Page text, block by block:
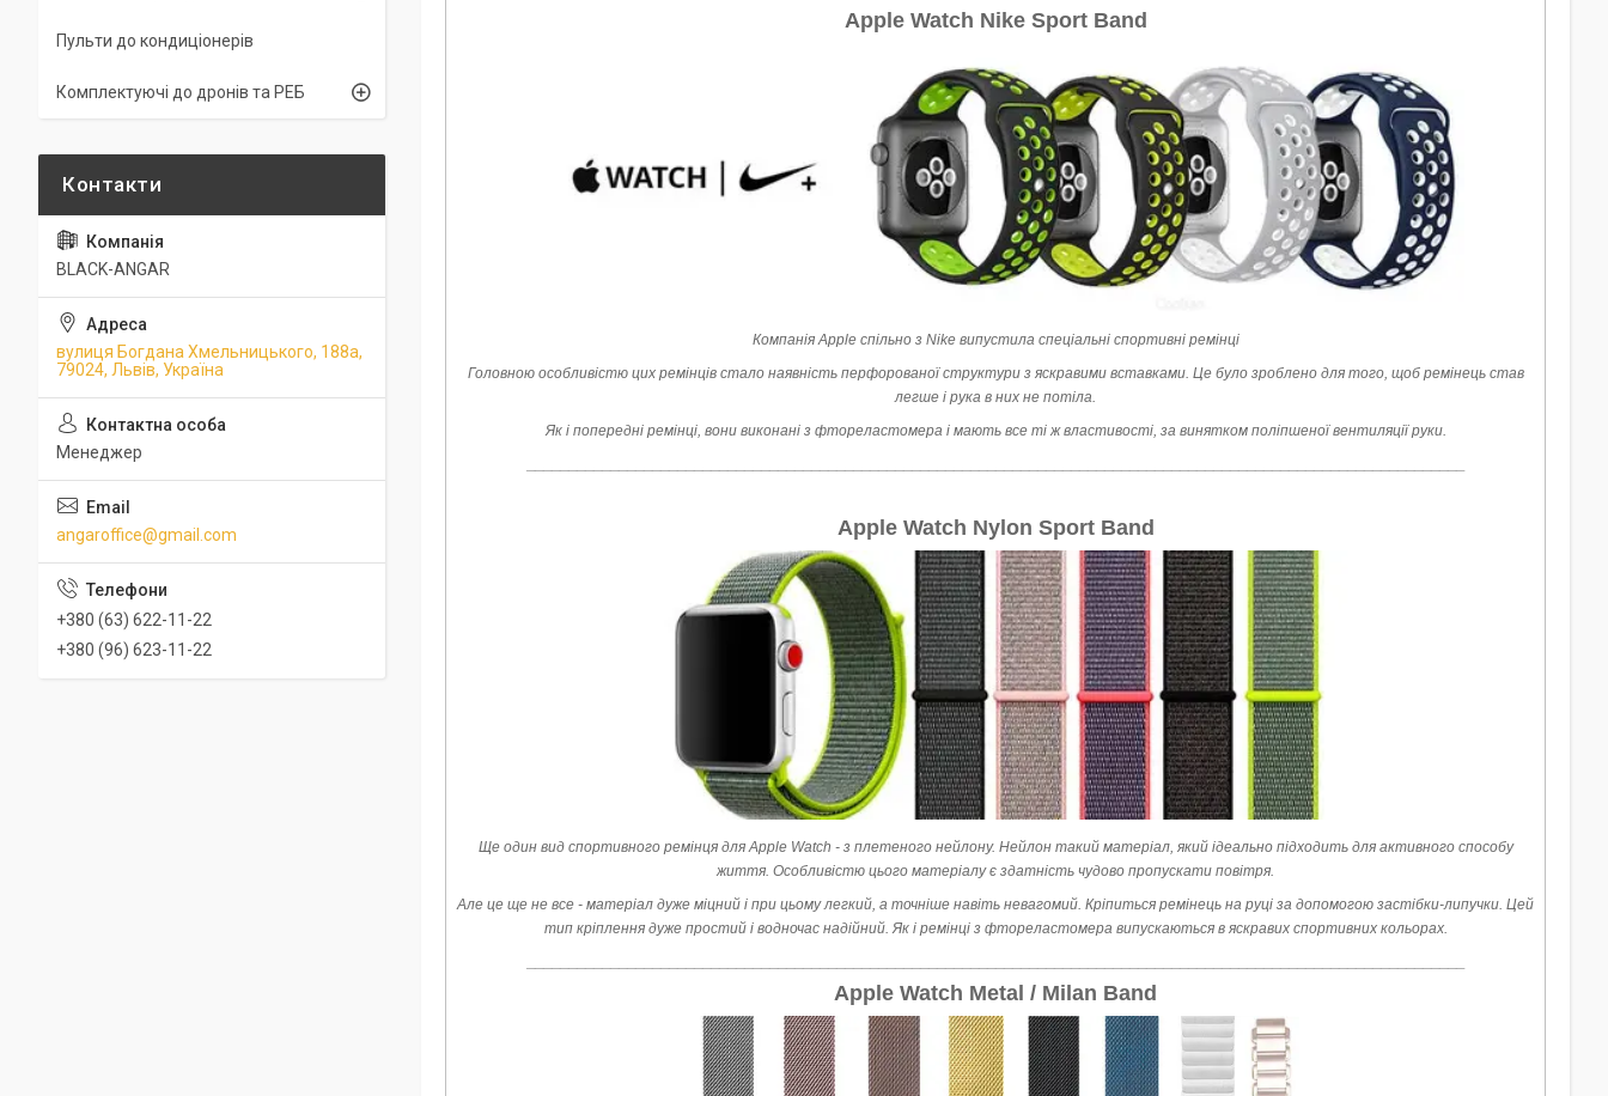
Apple Watch Nike Sport Band
Компанія Apple спільно з Nike випустила спеціальні спортивні ремінці
Головною особливістю цих ремінців стало наявність перфорованої структури з яскравими вставками. Це було зроблено для того, щоб ремінець став
легше і рука в них не потіла.
Як і попередні ремінці, вони виконані з фтореластомера і мають все ті ж властивості, за винятком поліпшеної вентиляції руки.
Apple Watch Nylon Sport Band
Ще один вид спортивного ремінця для Apple Watch - з плетеного нейлону. Нейлон такий матеріал, який ідеально підходить для активного способу
життя. Особливістю цього матеріалу є здатність чудово пропускати повітря.
Але це ще не все - матеріал дуже міцний і при цьому легкий, а точніше навіть невагомий. Кріпиться ремінець на руці за допомогою застібки-липучки. Цей
тип кріплення дуже простий і водночас надійний. Як і ремінці з фтореластомера випускаються в яскравих спортивних кольорах.
Apple Watch Metal / Milan Band
Пульти до кондиціонерів
Комплектуючі до дронів та РЕБ
BLACK-ANGAR
вулиця Богдана Хмельницького, 188а,
79024, Львів, Україна
Менеджер
angaroffice@gmail.com
+380 (63) 622-11-22
+380 (96) 623-11-22